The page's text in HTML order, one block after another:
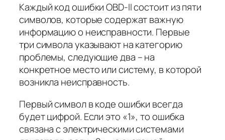
Каждый код ошибки OBD-II состоит из пяти
символов, которые содержат важную
информацию о неисправности. Первые
три символа указывают на категорию
проблемы, следующие два – на
конкретное место или систему, в которой
возникла неисправность.
Первый символ в коде ошибки всегда
будет цифрой. Если это «1», то ошибка
связана с электрическими системами